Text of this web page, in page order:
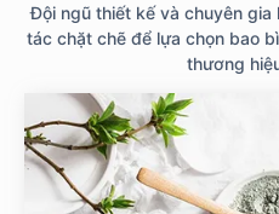
Đội ngũ thiết kế và chuyên
tác chặt chẽ để lựa chọn bao
thương